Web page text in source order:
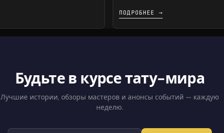
ПОДРОБНЕЕ →
Будьте в курсе тату-мира
Лучшие истории, обзоры мастеров и анонсы событий — каждую
неделю.